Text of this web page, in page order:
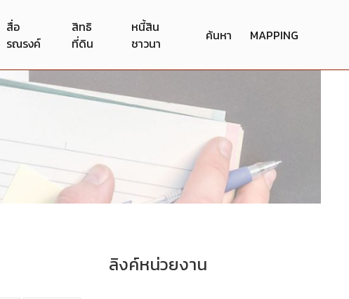
สื่อ
รณรงค์
สิทธิ
ที่ดิน
หนี้สิน
ชาวนา
ค้นหา MAPPING
ลิงค์หน่วยงาน